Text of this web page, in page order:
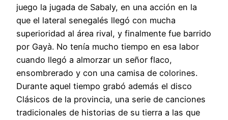
juego la jugada de Sabaly, en una acción en la
que el lateral senegalés llegó con mucha
superioridad al área rival, y finalmente fue barrido
por Gayà. No tenía mucho tiempo en esa labor
cuando llegó a almorzar un señor flaco,
ensombrerado y con una camisa de colorines.
Durante aquel tiempo grabó además el disco
Clásicos de la provincia, una serie de canciones
tradicionales de historias de su tierra a las que